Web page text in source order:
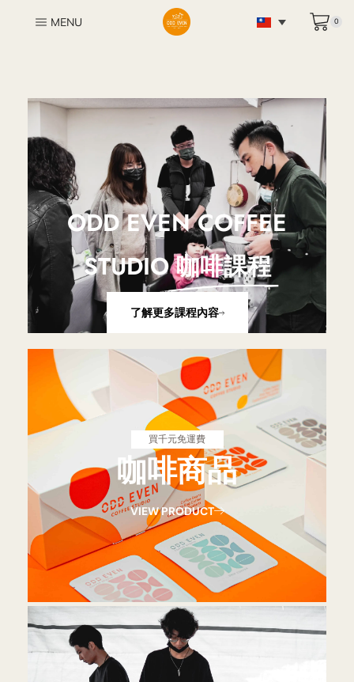
MENU 0
ODD EVEN COFFEE
STUDIO咖啡課程
了解更多課程內容
買千元免運費
咖啡商品
VIEW PRODUCT